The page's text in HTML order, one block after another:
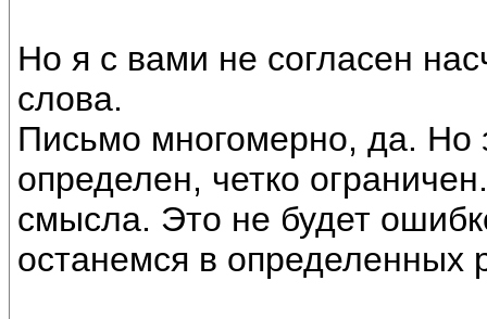
Но я с вами не согласен
слова.
Письмо многомерно, да. Но
определен, четко
смысла. Это не будет
останемся в определенных